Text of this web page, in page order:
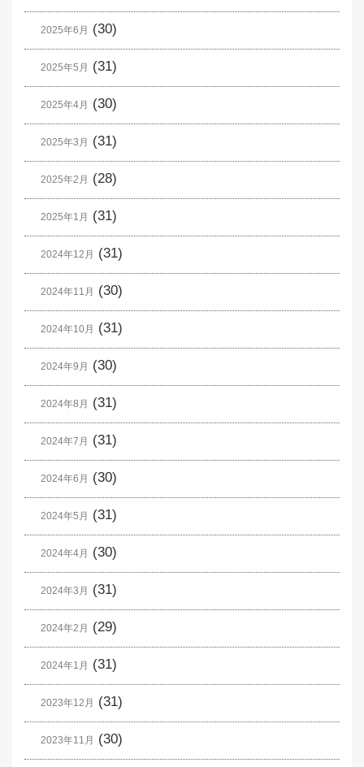
2025年6月 (30)
2025年5月 (31)
2025年4月 (30)
2025年3月 (31)
2025年2月 (28)
2025年1月 (31)
2024年12月 (31)
2024年11月 (30)
2024年10月 (31)
2024年9月 (30)
2024年8月 (31)
2024年7月 (31)
2024年6月 (30)
2024年5月 (31)
2024年4月 (30)
2024年3月 (31)
2024年2月 (29)
2024年1月 (31)
2023年12月 (31)
2023年11月 (30)